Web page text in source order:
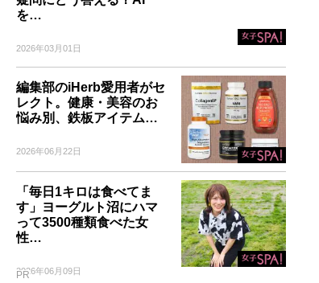
を…
2026年03月01日
編集部のiHerb愛用者がセ
レクト。健康・美容のお
悩み別、鉄板アイテム…
2026年06月22日
「毎日1キロは食べてま
す」ヨーグルト沼にハマ
って3500種類食べた女
性…
2026年06月09日
PR